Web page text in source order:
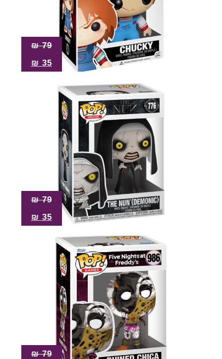
79
₪
35
₪
79
₪
35
₪
79
₪